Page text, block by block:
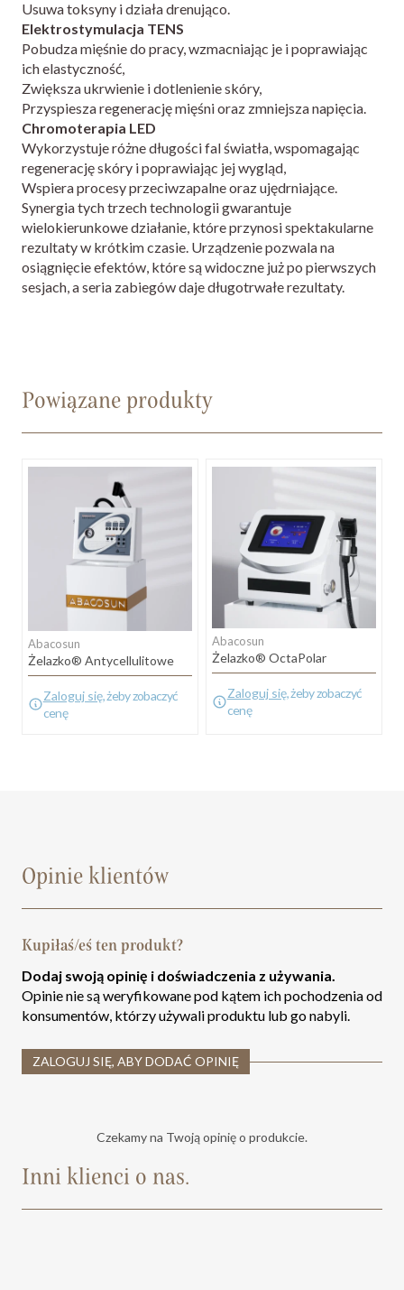
Usuwa toksyny i działa drenująco.
Elektrostymulacja TENS
Pobudza mięśnie do pracy, wzmacniając je i poprawiając
ich elastyczność,
Zwiększa ukrwienie i dotlenienie skóry,
Przyspiesza regenerację mięśni oraz zmniejsza napięcia.
Chromoterapia LED
Wykorzystuje różne długości fal światła, wspomagając
regenerację skóry i poprawiając jej wygląd,
Wspiera procesy przeciwzapalne oraz ujędrniające.
Synergia tych trzech technologii gwarantuje
wielokierunkowe działanie, które przynosi spektakularne
rezultaty w krótkim czasie. Urządzenie pozwala na
osiągnięcie efektów, które są widoczne już po pierwszych
sesjach, a seria zabiegów daje długotrwałe rezultaty.
Powiązane produkty
Abacosun
Żelazko® Antycellulitowe
Zaloguj się, żeby zobaczyć
cenę
Abacosun
Żelazko® OctaPolar
Zaloguj się, żeby zobaczyć
cenę
Opinie klientów
Kupiłaś/eś ten produkt?
Dodaj swoją opinię i doświadczenia z używania.
Opinie nie są weryfikowane pod kątem ich pochodzenia od
konsumentów, którzy używali produktu lub go nabyli.
ZALOGUJ SIĘ, ABY DODAĆ OPINIĘ
Czekamy na Twoją opinię o produkcie.
Inni klienci o nas.